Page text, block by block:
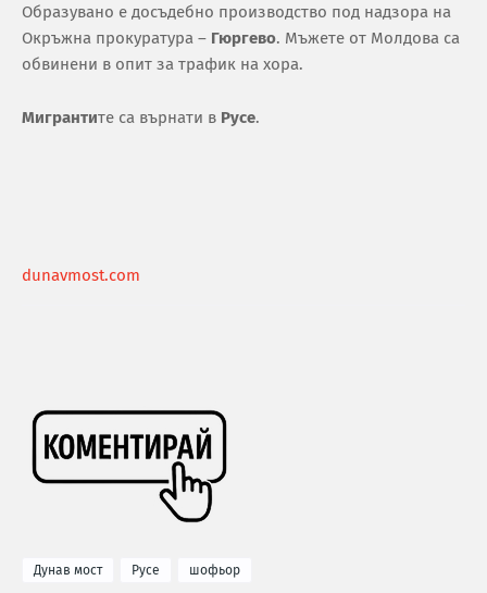
Образувано е досъдебно производство под надзора на
Окръжна прокуратура – Гюргево. Мъжете от Молдова са
обвинени в опит за трафик на хора.
Мигрантите са върнати в Русе.
dunavmost.com
Дунав мост Русе шофьор